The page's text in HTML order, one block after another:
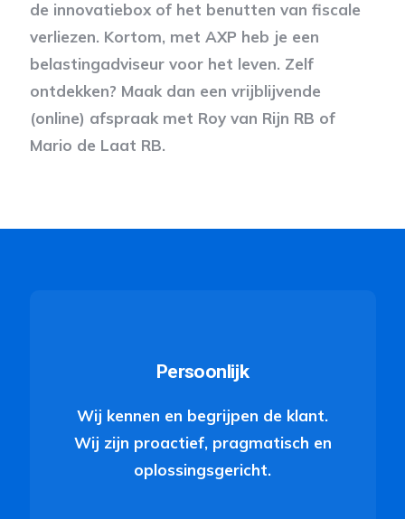
de innovatiebox of het benutten van fiscale
verliezen. Kortom, met AXP heb je een
belastingadviseur voor het leven. Zelf
ontdekken? Maak dan een vrijblijvende
(online) afspraak met Roy van Rijn RB of
Mario de Laat RB.
Persoonlijk
Wij kennen en begrijpen de klant.
Wij zijn proactief, pragmatisch en
oplossingsgericht.